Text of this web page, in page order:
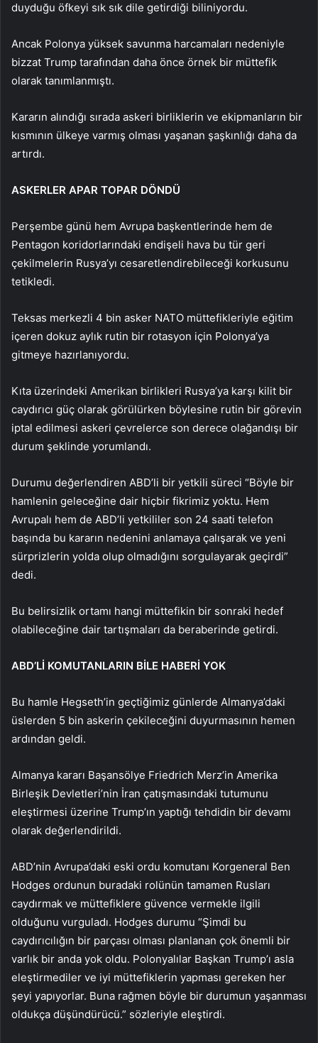
duyduğu öfkeyi sık sık dile getirdiği biliniyordu.
Ancak Polonya yüksek savunma harcamaları nedeniyle
bizzat Trump tarafından daha önce örnek bir müttefik
olarak tanımlanmıştı.
Kararın alındığı sırada askeri birliklerin ve ekipmanların bir
kısmının ülkeye varmış olması yaşanan şaşkınlığı daha da
artırdı.
ASKERLER APAR TOPAR DÖNDÜ
Perşembe günü hem Avrupa başkentlerinde hem de
Pentagon koridorlarındaki endişeli hava bu tür geri
çekilmelerin Rusya’yı cesaretlendirebileceği korkusunu
tetikledi.
Teksas merkezli 4 bin asker NATO müttefikleriyle eğitim
içeren dokuz aylık rutin bir rotasyon için Polonya’ya
gitmeye hazırlanıyordu.
Kıta üzerindeki Amerikan birlikleri Rusya’ya karşı kilit bir
caydırıcı güç olarak görülürken böylesine rutin bir görevin
iptal edilmesi askeri çevrelerce son derece olağandışı bir
durum şeklinde yorumlandı.
Durumu değerlendiren ABD’li bir yetkili süreci “Böyle bir
hamlenin geleceğine dair hiçbir fikrimiz yoktu. Hem
Avrupalı hem de ABD’li yetkililer son 24 saati telefon
başında bu kararın nedenini anlamaya çalışarak ve yeni
sürprizlerin yolda olup olmadığını sorgulayarak geçirdi”
dedi.
Bu belirsizlik ortamı hangi müttefikin bir sonraki hedef
olabileceğine dair tartışmaları da beraberinde getirdi.
ABD’Lİ KOMUTANLARIN BİLE HABERİ YOK
Bu hamle Hegseth’in geçtiğimiz günlerde Almanya’daki
üslerden 5 bin askerin çekileceğini duyurmasının hemen
ardından geldi.
Almanya kararı Başansölye Friedrich Merz’in Amerika
Birleşik Devletleri’nin İran çatışmasındaki tutumunu
eleştirmesi üzerine Trump’ın yaptığı tehdidin bir devamı
olarak değerlendirildi.
ABD’nin Avrupa’daki eski ordu komutanı Korgeneral Ben
Hodges ordunun buradaki rolünün tamamen Rusları
caydırmak ve müttefiklere güvence vermekle ilgili
olduğunu vurguladı. Hodges durumu “Şimdi bu
caydırıcılığın bir parçası olması planlanan çok önemli bir
varlık bir anda yok oldu. Polonyalılar Başkan Trump’ı asla
eleştirmediler ve iyi müttefiklerin yapması gereken her
şeyi yapıyorlar. Buna rağmen böyle bir durumun yaşanması
oldukça düşündürücü.” sözleriyle eleştirdi.